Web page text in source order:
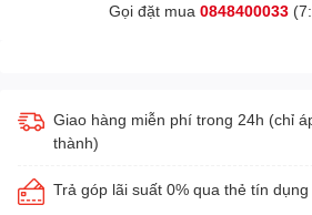
Gọi đặt mua 0848400033
Giao hàng miễn phí trong 24h (chỉ
thành)
Trả góp lãi suất 0% qua thẻ tín